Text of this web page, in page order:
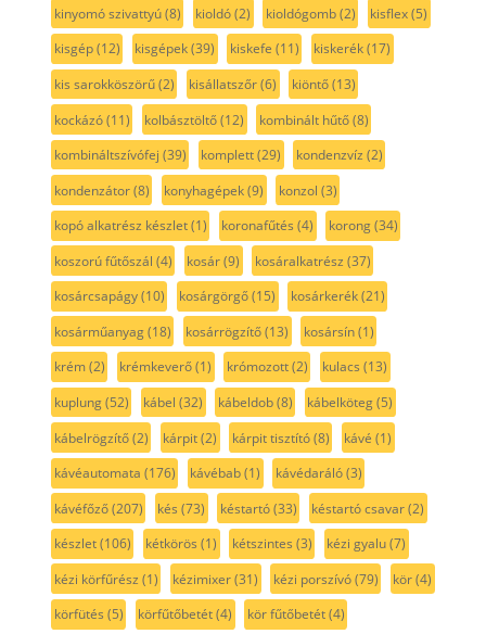
kinyomó szivattyú(8) kioldó(2) kioldógomb(2) kisflex(5)
kisgép(12) kisgépek(39) kiskefe (11) kiskerék(17)
kis sarokköszörű(2) kisállatszőr(6) kiöntő(13)
kockázó(11) kolbásztöltő(12) kombinált hűtő(8)
kombináltszívófej (39) komplett(29) kondenzvíz (2)
kondenzátor(8) konyhagépek(9) konzol (3)
kopó alkatrész készlet(1) koronafűtés (4) korong(34)
koszorú fűtőszál (4) kosár(9) kosáralkatrész (37)
kosárcsapágy(10) kosárgörgő(15) kosárkerék(21)
kosárműanyag(18) kosárrögzítő(13) kosársín(1)
krém(2) krémkeverő(1) krómozott(2) kulacs (13)
kuplung(52) kábel (32) kábeldob(8) kábelköteg(5)
kábelrögzítő(2) kárpit(2) kárpit tisztító(8) kávé (1)
kávéautomata (176) kávébab(1) kávédaráló(3)
kávéfőző(207) kés (73) késtartó(33) késtartó csavar(2)
készlet(106) kétkörös (1) kétszintes (3) kézi gyalu(7)
kézi körfűrész (1) kézimixer(31) kézi porszívó(79) kör(4)
körfütés (5) körfűtőbetét(4) kör fűtőbetét(4)